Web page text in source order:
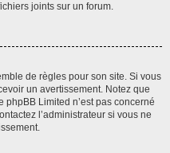
joints sur un forum.
de règles pour son site. Si vous
un avertissement. Notez que
phpBB Limited n’est pas concerné
l’administrateur si vous ne